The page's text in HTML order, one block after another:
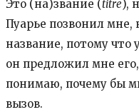
Это (на)звание (titre),
Пуарье позвонил мне,
название, потому что
он предложил мне
понимаю, почему бы
вызов.